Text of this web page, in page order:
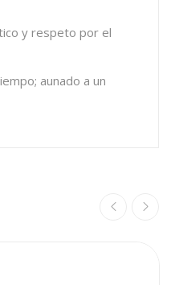
y respeto por el
aunado a un